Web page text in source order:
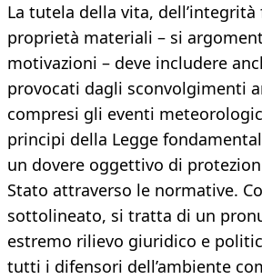
La tutela della vita, dell’integrità
proprietà materiali – si
motivazioni – deve includere
provocati dagli sconvolgimenti
compresi gli eventi
principi della Legge
un dovere oggettivo di
Stato attraverso le normative.
sottolineato, si tratta di un
estremo rilievo giuridico e
tutti i difensori dell’ambiente